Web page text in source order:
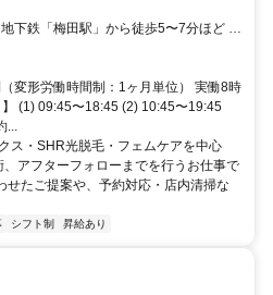
複数路線からアクセス可能 ・通勤
も地下道を使えば快適です
変形労働時間制：1ヶ月単位） 実働8時
(1) 09:45〜18:45 (2) 10:45〜19:45
...
ス・SHR光脱毛・フェムケアを中心
アフターフォローまでを行うお仕事で
せたご提案や、予約対応・店内清掃な
シフト制 昇給あり